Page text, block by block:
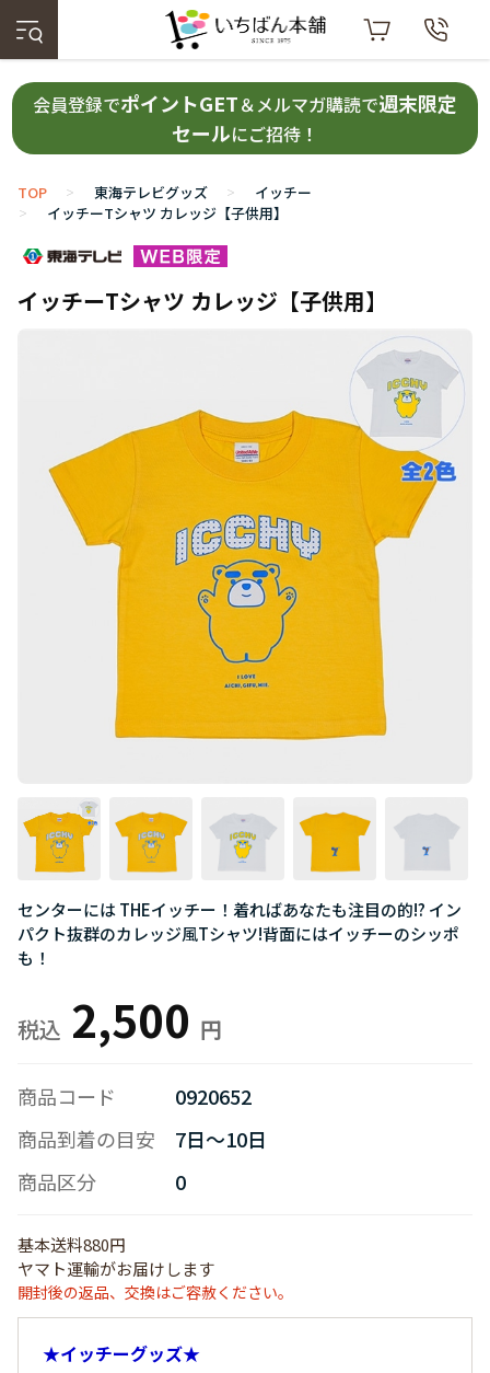
会員登録でポイントGET＆メルマガ購読で週末限定
セールにご招待！
TOP
>
東海テレビグッズ
>
イッチー
イッチーTシャツ カレッジ【子供用】
イッチーTシャツ カレッジ【子供用】
センターには THEイッチー！着ればあなたも注目の的!? イン
パクト抜群のカレッジ風Tシャツ!背面にはイッチーのシッポ
も！
2,500
商品コード
0920652
商品到着の目安
7日～10日
商品区分
0
基本送料880円
ヤマト運輸がお届けします
開封後の返品、交換はご容赦ください。
★イッチーグッズ★